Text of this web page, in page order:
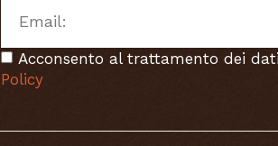
Acconsento al trattamento dei
Policy